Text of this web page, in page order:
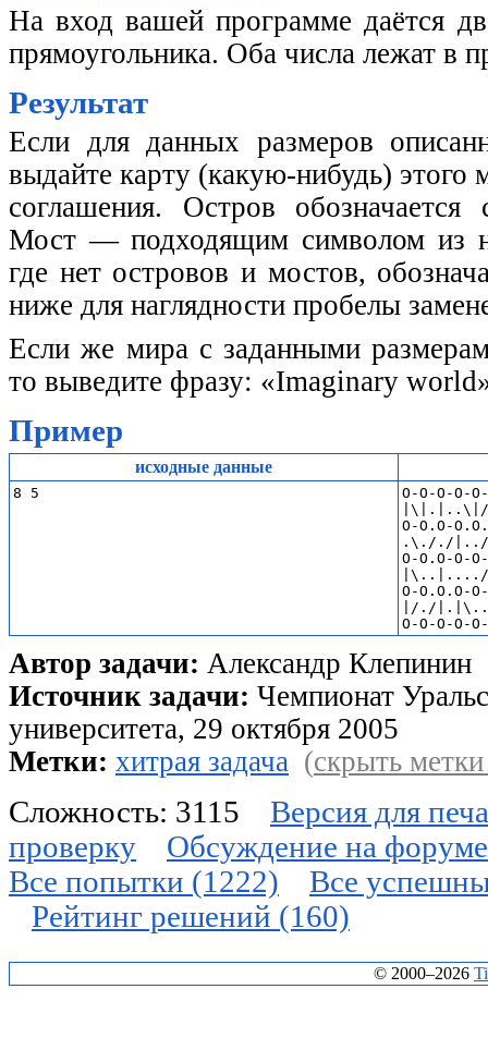
На вход вашей программе даётся
прямоугольника. Оба числа лежат в
Результат
Если для данных размеров
выдайте карту (какую-нибудь) этого
соглашения. Остров
Мост — подходящим символом из
где нет островов и мостов,
ниже для наглядности пробелы
Если же мира с заданными
то выведите фразу: «Imaginary
Пример
исходные данные
O-O-O-O-
O-O.O-
.\././
O-O.O-O-
O-O.O.O-
|/./
Автор задачи: Александр Клепинин
Источник задачи: Чемпионат
университета, 29 октября 2005
Метки: хитрая задача (скрыть
Сложность: 3115
Версия для
проверку
Обсуждение на
Все попытки (1222)
Все
Рейтинг решений (160)
© 2000–2026